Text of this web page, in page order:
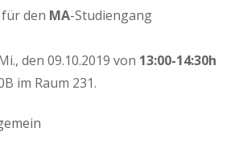
den MA-Studiengang
den 09.10.2019 von 13:00-14:30h
im Raum 231.